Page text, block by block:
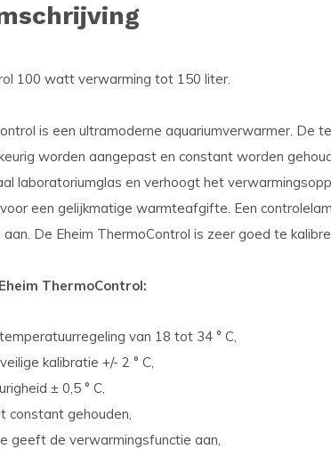
100 watt verwarming tot 150 liter.
is een ultramoderne aquariumverwarmer. De
worden aangepast en constant worden
laboratoriumglas en verhoogt het
een gelijkmatige warmteafgifte. Een
De Eheim ThermoControl is zeer goed te
ThermoControl:
van 18 tot 34 ° C,
kalibratie +/- 2 ° C,
± 0,5 ° C,
constant gehouden,
geeft de verwarmingsfunctie aan,